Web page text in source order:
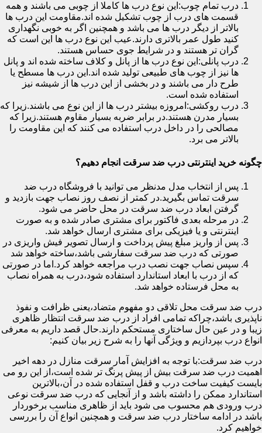
درب تمام چوب:این نوع درب ها کاملا از چوبی می باشند و همه
قسمت های درب از چوب تشکیل شده اند.مقاومت این درب ها
بالاتر از دیگر درب ها می باشد و همچنین اگر به خوبی نگهداری
کنید طول عمر بالاتری دارند.عیب این نوع درب ها این است که
گران تر هستند و در شرایط جوی حساس هستند.
درب پانلی:این نوع درب ها از پانل و کلاف ساخته شده اند و پانل
ها نیز از چوب های طبیعی تولید شده اند.این درب ها مسطح یا
طرح دار می باشند و در بخشی از این درب ها از شیشه نیز
استفاده شده است.
درب روکشی:امروزه بیشتر درب ها از این نوع می باشند.زیرا که
بسیار مدرن هستند.در برابر ضربه بسیار مقاوم هستند.زیرا که
مصالحی را در داخل درب استفاده می کنند که این مقاومت را
بالاتر می برد.
چگونه خرید اینترنتی درب ضد سرقت انجام دهیم؟
پس از انتخاب مدل مدنظر می توانید با فروشگاه درب ضد
سرقت تماس بگیرید.در کمتر از نصف روز نصاب جهت بازدید و
گرفتن ابعاد درب ضد سرقت در محل حاضر می شود.
در مرحله بعدی فاکتور برای مشتری صادر شده و به صورت
اینترنتی و یا فیزیکی برای مشتری ارسال خواهد شد.
پس از واریز مبلغ پیش پرداخت و ارسال تصویر فیش واریزی در
صورتی که درب ضد سرقت سفارشی باشد،ساخته خواهد شد
سپس نصاب جهت نصب درب مراجعه خواهد کرد.اما در صورتی
که از درب با ابعاد استاندارد استفاده شود،درب به همراه نصاب
به محل فرستاده خواهد شد.
درب ضد سرقت محل تلاقی دو مفهوم متضاد،یعنی ظرافت و نفوذ
ناپذیری باشد،چراکه تمامی افراد از درب ضد سرقت انتظار ظاهری
زیبا و در عین حال ساختاری مستحکم دارند.حال قصد داریم به معرفی
انواع درب بپردازیم و ویژگی آنها را به شرح زیر بیان کنیم:
درب ضد سرقت:با توجه به افزایش آمار سرقت منازل در دهه اخیر
اهمیت درب ضد سرقت بیش از پیش پرنگ تر شده است،از این رو می
بایست کیفیت ساخت درب و قفل استفاده شده در آن،بالاترین
استاندارد ممکن را داشته باشد و از آنجایی که درب ضد سرقت نوعی
درب ورودی هم محسوب می شود باید از ظاهری مناسب برخوردار
باشد در ادامه ساختار درب ضد سرقت و همچنین انواع آن را بررسی
خواهیم کرد.